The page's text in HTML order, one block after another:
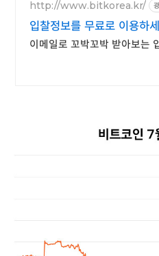
http://www.bitkorea.kr/
입찰정보를 무료로 이용하
이메일로 꼬박꼬박 받아보는